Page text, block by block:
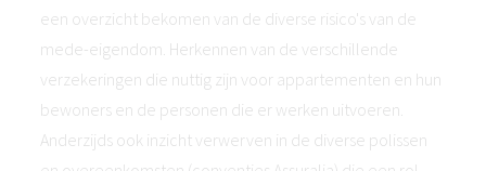
een overzicht bekomen van de diverse risico's van de
mede-eigendom. Herkennen van de verschillende
verzekeringen die nuttig zijn voor appartementen en hun
bewoners en de personen die er werken uitvoeren.
Anderzijds ook inzicht verwerven in de diverse polissen